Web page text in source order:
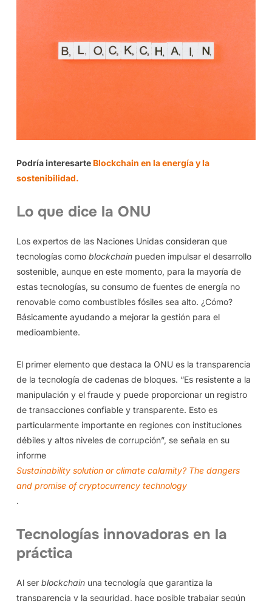
Podría interesarte Blockchain en la energía y la
sostenibilidad.
Lo que dice la ONU
Los expertos de las Naciones Unidas consideran que
tecnologías como blockchain pueden impulsar el desarrollo
sostenible, aunque en este momento, para la mayoría de
estas tecnologías, su consumo de fuentes de energía no
renovable como combustibles fósiles sea alto. ¿Cómo?
Básicamente ayudando a mejorar la gestión para el
medioambiente.
El primer elemento que destaca la ONU es la transparencia
de la tecnología de cadenas de bloques. “Es resistente a la
manipulación y el fraude y puede proporcionar un registro
de transacciones confiable y transparente. Esto es
particularmente importante en regiones con instituciones
débiles y altos niveles de corrupción”, se señala en su
informe
Sustainability solution or climate calamity? The dangers
and promise of cryptocurrency technology
.
Tecnologías innovadoras en la
práctica
Al ser blockchain una tecnología que garantiza la
transparencia y la seguridad, hace posible trabajar según